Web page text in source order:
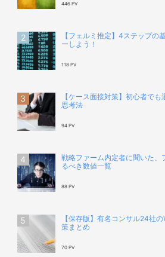
446 PV
【フェルミ推定】4ステップの
ーしよう！
118 PV
【ケース面接対策】初心者で
思考法
94 PV
戦略ファーム内定者に聞いた、
るべき数値一覧
88 PV
【保存版】有名コンサル24社
策まとめ
70 PV